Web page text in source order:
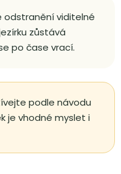
odstranění viditelné
zůstává
po čase vrací.
podle návodu
je vhodné myslet i